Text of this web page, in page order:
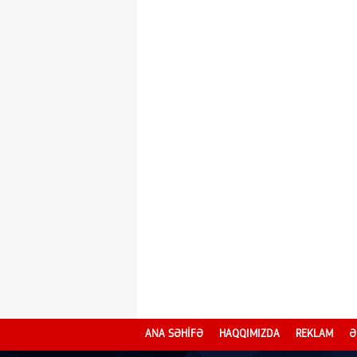
ANA SƏHİFƏ HAQQIMIZDA REKLAM